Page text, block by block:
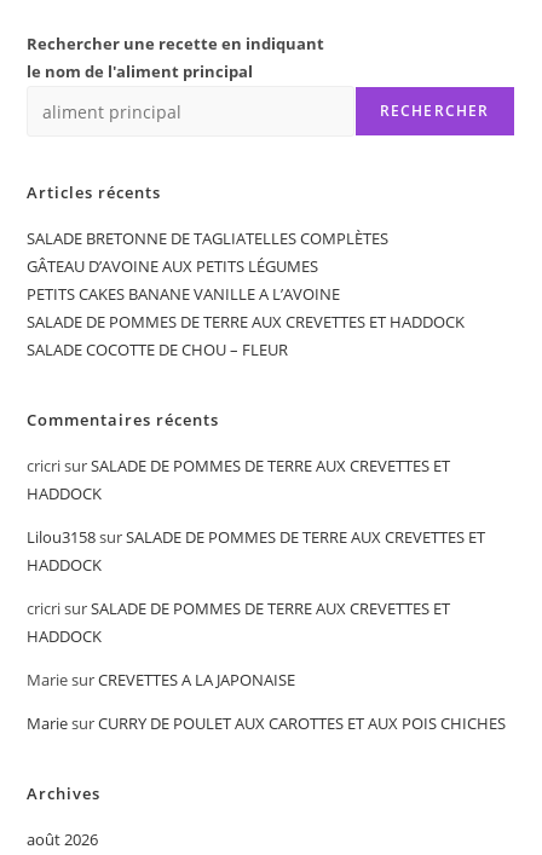
Rechercher une recette en indiquant
le nom de l'aliment principal
RECHERCHER
Articles récents
SALADE BRETONNE DE TAGLIATELLES COMPLÈTES
GÂTEAU D’AVOINE AUX PETITS LÉGUMES
PETITS CAKES BANANE VANILLE A L’AVOINE
SALADE DE POMMES DE TERRE AUX CREVETTES ET HADDOCK
SALADE COCOTTE DE CHOU – FLEUR
Commentaires récents
cricrisurSALADE DE POMMES DE TERRE AUX CREVETTES ET
HADDOCK
Lilou3158surSALADE DE POMMES DE TERRE AUX CREVETTES ET
HADDOCK
cricrisurSALADE DE POMMES DE TERRE AUX CREVETTES ET
HADDOCK
MariesurCREVETTES A LA JAPONAISE
MariesurCURRY DE POULET AUX CAROTTES ET AUX POIS CHICHES
Archives
août 2026